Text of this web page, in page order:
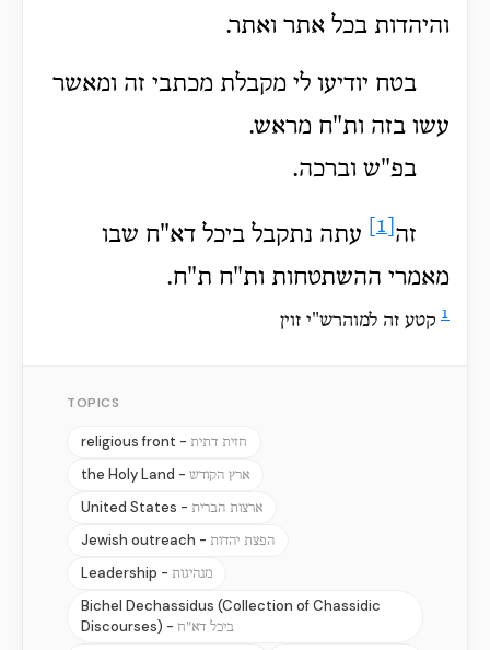
והיהדות בכל אתר ואתר.
בטח יודיעו לי מקבלת מכתבי זה ומאשר
עשו בזה ות"ח מראש.
בפ"ש וברכה.
זה
עתה נתקבל ביכל דא"ח שבו
מאמרי ההשתטחות ות"ח ת"ח.
1 קטע זה למוהרש"י זוין
TOPICS
religious front - חזית דתית
the Holy Land - ארץ הקודש
United States - ארצות הברית
Jewish outreach - הפצת יהדות
Leadership - מנהיגות
Bichel Dechassidus (Collection of Chassidic
Discourses) - ביכל דא"ח